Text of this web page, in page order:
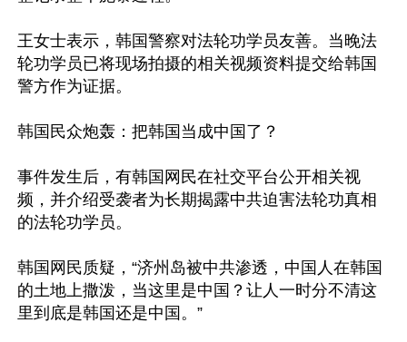
王女士表示，韩国警察对法轮功学员友善。当晚法
轮功学员已将现场拍摄的相关视频资料提交给韩国
警方作为证据。
韩国民众炮轰：把韩国当成中国了？
事件发生后，有韩国网民在社交平台公开相关视
频，并介绍受袭者为长期揭露中共迫害法轮功真相
的法轮功学员。
韩国网民质疑，“济州岛被中共渗透，中国人在韩国
的土地上撒泼，当这里是中国？让人一时分不清这
里到底是韩国还是中国。”